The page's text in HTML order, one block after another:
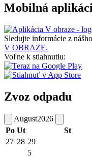
Mobilná
Sledujte informácie z
V OBRAZE.
Voľne k stiahnutiu:
Zvoz odpadu
August2026
Po Ut St
27 28 29
5